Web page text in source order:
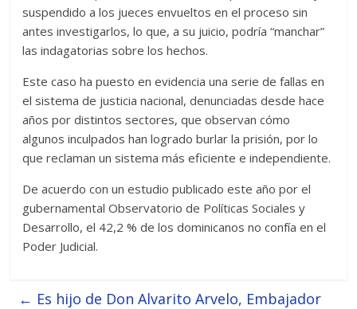
suspendido a los jueces envueltos en el proceso sin
antes investigarlos, lo que, a su juicio, podría “manchar”
las indagatorias sobre los hechos.
Este caso ha puesto en evidencia una serie de fallas en
el sistema de justicia nacional, denunciadas desde hace
años por distintos sectores, que observan cómo
algunos inculpados han logrado burlar la prisión, por lo
que reclaman un sistema más eficiente e independiente.
De acuerdo con un estudio publicado este año por el
gubernamental Observatorio de Políticas Sociales y
Desarrollo, el 42,2 % de los dominicanos no confía en el
Poder Judicial.
← Es hijo de Don Alvarito Arvelo, Embajador